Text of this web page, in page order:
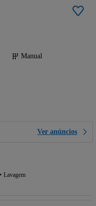
Manual
Ver anúncios
Lavagem